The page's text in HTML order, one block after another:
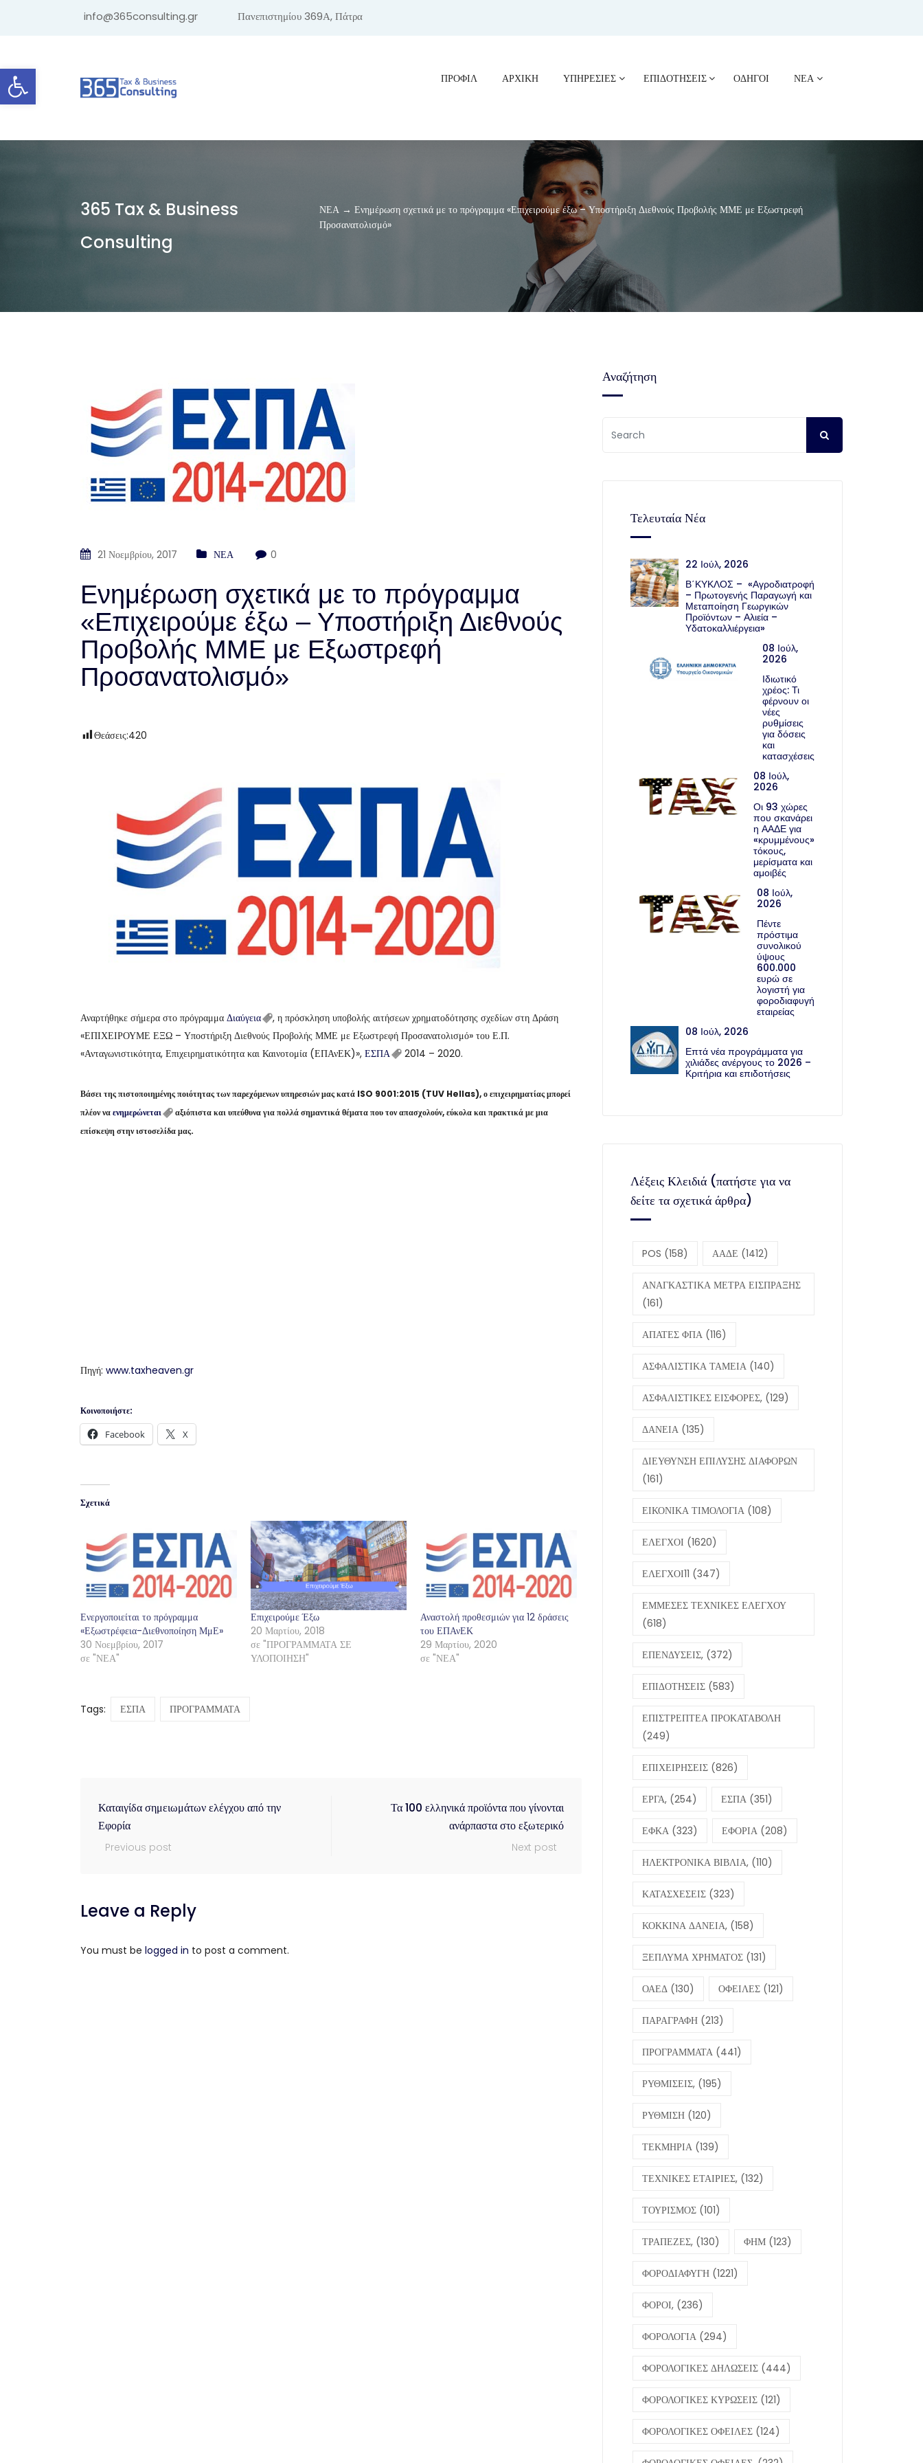
Ανοίξτε τη γραμμή εργαλείων
info@365consulting.gr Πανεπιστημίου 369Α, Πάτρα
ΠΡΟΦΊΛ ΑΡΧΙΚΗ ΥΠΗΡΕΣΙΕΣ ΕΠΙΔΟΤΗΣΕΙΣ ΟΔΗΓΟΙ ΝΕΑ
365 Tax & Business
Consulting
ΝΕΑ → Ενημέρωση σχετικά με το πρόγραμμα «Επιχειρούμε έξω – Υποστήριξη Διεθνούς Προβολής ΜΜΕ με Εξωστρεφή
Προσανατολισμό»
21 Νοεμβρίου, 2017 ΝΕΑ 0
Ενημέρωση σχετικά με το πρόγραμμα
«Επιχειρούμε έξω – Υποστήριξη Διεθνούς
Προβολής ΜΜΕ με Εξωστρεφή
Προσανατολισμό»
Θεάσεις:420
Αναρτήθηκε σήμερα στο πρόγραμμα Διαύγεια
, η πρόσκληση υποβολής αιτήσεων χρηματοδότησης σχεδίων στη Δράση
«ΕΠΙΧΕΙΡΟΥΜΕ ΕΞΩ – Υποστήριξη Διεθνούς Προβολής ΜΜΕ με Εξωστρεφή Προσανατολισμό» του Ε.Π.
«Ανταγωνιστικότητα, Επιχειρηματικότητα και Καινοτομία (ΕΠΑνΕΚ)», ΕΣΠΑ 2014 – 2020.
Βάσει της πιστοποιημένης ποιότητας των παρεχόμενων υπηρεσιών μας κατά ISO 9001:2015 (TUV Hellas), ο επιχειρηματίας μπορεί
πλέον ναενημερώνεται
αξιόπιστα και υπεύθυνα για πολλά σημαντικά θέματα που τον απασχολούν, εύκολα και πρακτικά με μια
επίσκεψη στην ιστοσελίδα μας.
Πηγή: www.taxheaven.gr
Κοινοποιήστε:
Facebook X
Σχετικά
Ενεργοποιείται το πρόγραμμα
«Εξωστρέφεια-Διεθνοποίηση ΜμΕ»
30 Νοεμβρίου, 2017
σε "ΝΕΑ"
Επιχειρούμε Έξω
20 Μαρτίου, 2018
σε "ΠΡΟΓΡΑΜΜΑΤΑ ΣΕ
ΥΛΟΠΟΙΗΣΗ"
Αναστολή προθεσμιών για 12 δράσεις
του ΕΠΑνΕΚ
29 Μαρτίου, 2020
σε "ΝΕΑ"
Tags: ΕΣΠΑ ΠΡΟΓΡΑΜΜΑΤΑ
Καταιγίδα σημειωμάτων ελέγχου από την
Εφορία
Previous post
Τα 100 ελληνικά προϊόντα που γίνονται
ανάρπαστα στο εξωτερικό
Next post
Leave a Reply
You must be logged in to post a comment.
Αναζήτηση
Τελευταία Νέα
22 Ιούλ, 2026
Β΄ΚΥΚΛΟΣ – «Αγροδιατροφή
– Πρωτογενής Παραγωγή και
Μεταποίηση Γεωργικών
Προϊόντων – Αλιεία –
Υδατοκαλλιέργεια»
08 Ιούλ,
2026
Ιδιωτικό
χρέος: Τι
φέρνουν οι
νέες
ρυθμίσεις
για δόσεις
και
κατασχέσεις
08 Ιούλ,
2026
Οι 93 χώρες
που σκανάρει
η ΑΑΔΕ για
«κρυμμένους»
τόκους,
μερίσματα και
αμοιβές
08 Ιούλ,
2026
Πέντε
πρόστιμα
συνολικού
ύψους
600.000
ευρώ σε
λογιστή για
φοροδιαφυγή
εταιρείας
08 Ιούλ, 2026
Επτά νέα προγράμματα για
χιλιάδες ανέργους το 2026 –
Κριτήρια και επιδοτήσεις
Λέξεις Κλειδιά (πατήστε για να
δείτε τα σχετικά άρθρα)
POS (158) ΑΑΔΕ (1412)
ΑΝΑΓΚΑΣΤΙΚΑ ΜΕΤΡΑ ΕΙΣΠΡΑΞΗΣ
(161)
ΑΠΑΤΕΣ ΦΠΑ (116)
ΑΣΦΑΛΙΣΤΙΚΑ ΤΑΜΕΙΑ (140)
ΑΣΦΑΛΙΣΤΙΚΕΣ ΕΙΣΦΟΡΕΣ, (129)
ΔΑΝΕΙΑ (135)
ΔΙΕΥΘΥΝΣΗ ΕΠΙΛΥΣΗΣ ΔΙΑΦΟΡΩΝ
(161)
ΕΙΚΟΝΙΚΑ ΤΙΜΟΛΟΓΙΑ (108)
ΕΛΕΓΧΟΙ (1620)
ΕΛΕΓΧΟΙ11 (347)
ΕΜΜΕΣΕΣ ΤΕΧΝΙΚΕΣ ΕΛΕΓΧΟΥ
(618)
ΕΠΕΝΔΥΣΕΙΣ, (372)
ΕΠΙΔΟΤΗΣΕΙΣ (583)
ΕΠΙΣΤΡΕΠΤΕΑ ΠΡΟΚΑΤΑΒΟΛΗ
(249)
ΕΠΙΧΕΙΡΗΣΕΙΣ (826)
ΕΡΓΑ, (254) ΕΣΠΑ (351)
ΕΦΚΑ (323) ΕΦΟΡΙΑ (208)
ΗΛΕΚΤΡΟΝΙΚΑ ΒΙΒΛΙΑ, (110)
ΚΑΤΑΣΧΕΣΕΙΣ (323)
ΚΟΚΚΙΝΑ ΔΑΝΕΙΑ, (158)
ΞΕΠΛΥΜΑ ΧΡΗΜΑΤΟΣ (131)
ΟΑΕΔ (130) ΟΦΕΙΛΕΣ (121)
ΠΑΡΑΓΡΑΦΗ (213)
ΠΡΟΓΡΑΜΜΑΤΑ (441)
ΡΥΘΜΙΣΕΙΣ, (195)
ΡΥΘΜΙΣΗ (120)
ΤΕΚΜΗΡΙΑ (139)
ΤΕΧΝΙΚΕΣ ΕΤΑΙΡΙΕΣ, (132)
ΤΟΥΡΙΣΜΟΣ (101)
ΤΡΑΠΕΖΕΣ, (130) ΦΗΜ (123)
ΦΟΡΟΔΙΑΦΥΓΗ (1221)
ΦΟΡΟΙ, (236)
ΦΟΡΟΛΟΓΙΑ (294)
ΦΟΡΟΛΟΓΙΚΕΣ ΔΗΛΩΣΕΙΣ (444)
ΦΟΡΟΛΟΓΙΚΕΣ ΚΥΡΩΣΕΙΣ (121)
ΦΟΡΟΛΟΓΙΚΕΣ ΟΦΕΙΛΕΣ (124)